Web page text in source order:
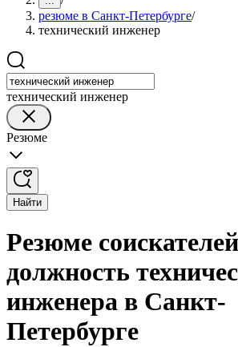
резюме в Санкт-Петербурге/
технический инженер
технический инженер
Резюме
Найти
Резюме
должность
инженера в Санкт-
Петербурге